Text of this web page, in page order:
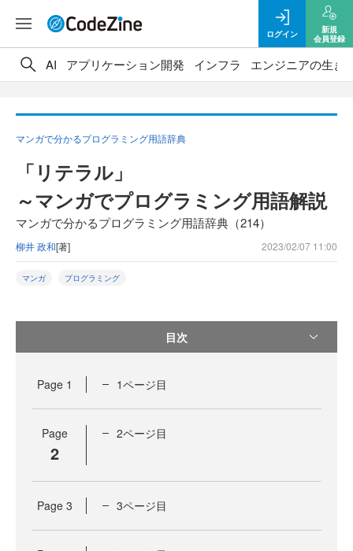
ログイン
新規
会員登録
AI アプリケーション開発 インフラ エンジニアの生き
マンガで分かるプログラミング用語辞典
「リテラル」
～マンガでプログラミング用語解説
マンガで分かるプログラミング用語辞典（214）
柳井 政和[著] 2023/02/07 11:00
マンガ プログラミング
目次
Page 1 1ページ目
Page
2
2ページ目
Page 3 3ページ目